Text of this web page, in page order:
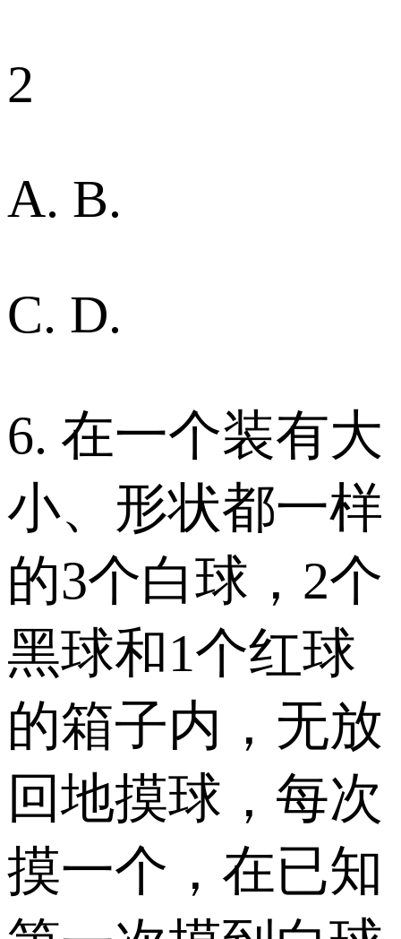
2
A. B.
C. D.
6. 在一个装有大
小、形状都一样
的3个白球，2个
黑球和1个红球
的箱子内，无放
回地摸球，每次
摸一个，在已知